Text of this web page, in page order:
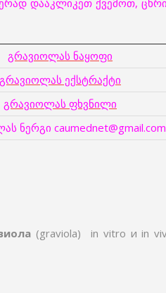
დააკლიკეთ ქვემოთ,
გრავიოლას ნაყოფი
გრავიოლას ექსტრაქტი
გრავიოლას ფხვნილი
ნერგი caumednet@gmail.com
(graviola) in vitro и in